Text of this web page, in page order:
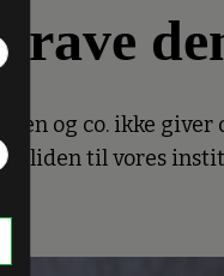
og co. ikke giver
tilliden til vores